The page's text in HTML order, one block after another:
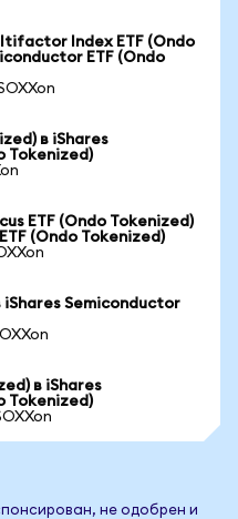
Index ETF (Ondo
ETF (Ondo
в iShares
Tokenized)
ETF (Ondo Tokenized)
(Ondo Tokenized)
iShares Semiconductor
в iShares
Tokenized)
не одобрен и